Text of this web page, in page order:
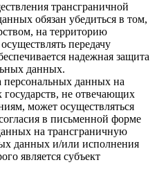
трансграничной
обязан убедиться в том,
на территорию
передачу
надежная защита
данных.
персональных данных на
не отвечающих
может осуществляться
в письменной форме
на трансграничную
данных и/или исполнения
является субъект